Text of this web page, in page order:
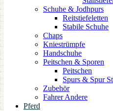
Schuhe & Jodhpurs
Reitstiefeletten
Stabile Schuhe
Chaps
Kniestrümpfe
Handschuhe
Peitschen & Sporen
Peitschen
Spurs & Spur
Zubehör
Fahrer Andere
Pferd